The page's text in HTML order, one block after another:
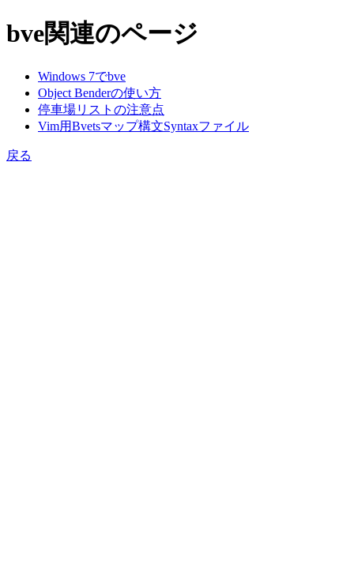
bve関連のページ
Windows 7でbve
Object Benderの使い方
停車場リストの注意点
Vim用Bvetsマップ構文Syntaxファイル
戻る